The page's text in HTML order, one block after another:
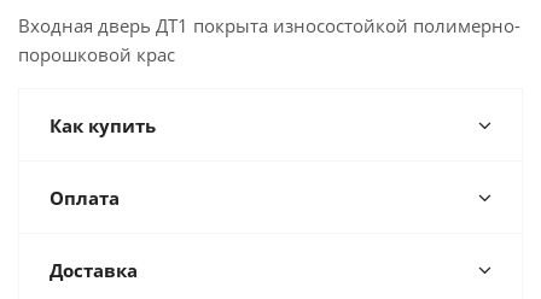
Входная дверь ДТ1 покрыта износостойкой полимерно-
порошковой крас
Как купить
Оплата
Доставка